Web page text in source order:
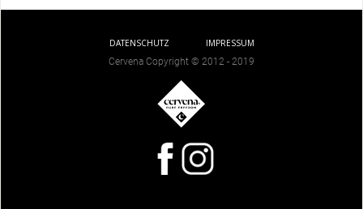
DATENSCHUTZ
IMPRESSUM
Cervena Copyright © 2012 - 2019